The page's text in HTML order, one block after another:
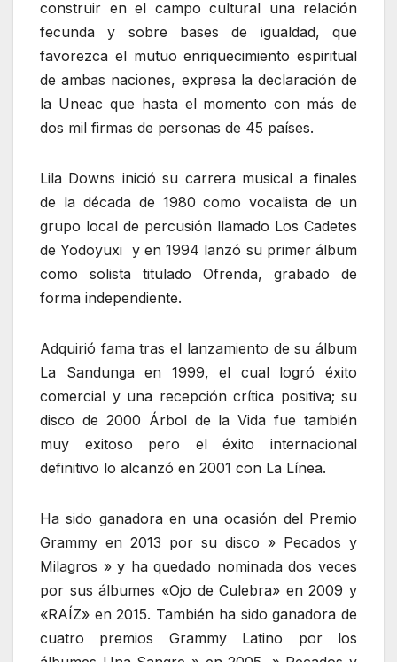
construir en el campo cultural una relación
fecunda y sobre bases de igualdad, que
favorezca el mutuo enriquecimiento espiritual
de ambas naciones, expresa la declaración de
la Uneac que hasta el momento con más de
dos mil firmas de personas de 45 países.
Lila Downs inició su carrera musical a finales
de la década de 1980 como vocalista de un
grupo local de percusión llamado Los Cadetes
de Yodoyuxi y en 1994 lanzó su primer álbum
como solista titulado Ofrenda, grabado de
forma independiente.
Adquirió fama tras el lanzamiento de su álbum
La Sandunga en 1999, el cual logró éxito
comercial y una recepción crítica positiva; su
disco de 2000 Árbol de la Vida fue también
muy exitoso pero el éxito internacional
definitivo lo alcanzó en 2001 con La Línea.
Ha sido ganadora en una ocasión del Premio
Grammy en 2013 por su disco » Pecados y
Milagros » y ha quedado nominada dos veces
por sus álbumes «Ojo de Culebra» en 2009 y
«RAÍZ» en 2015. También ha sido ganadora de
cuatro premios Grammy Latino por los